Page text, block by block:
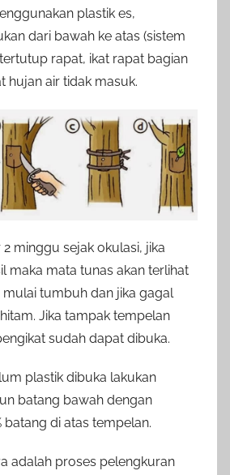
plastik es,
dari bawah ke atas (sistem
rapat, ikat rapat bagian
hujan air tidak masuk.
minggu sejak okulasi, jika
maka mata tunas akan terlihat
mulai tumbuh dan jika gagal
Jika tampak tempelan
sudah dapat dibuka.
plastik dibuka lakukan
batang bawah dengan
batang di atas tempelan.
adalah proses pelengkuran